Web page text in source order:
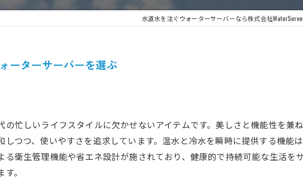
水道水を注ぐウォーターサーバーなら株式会社
ーターサーバーを選ぶ
の忙しいライフスタイルに欠かせないアイテムです。美しさと機能性を兼
しつつ、使いやすさを追求しています。温水と冷水を瞬時に提供する機能
る衛生管理機能や省エネ設計が施されており、健康的で持続可能な生活を
。